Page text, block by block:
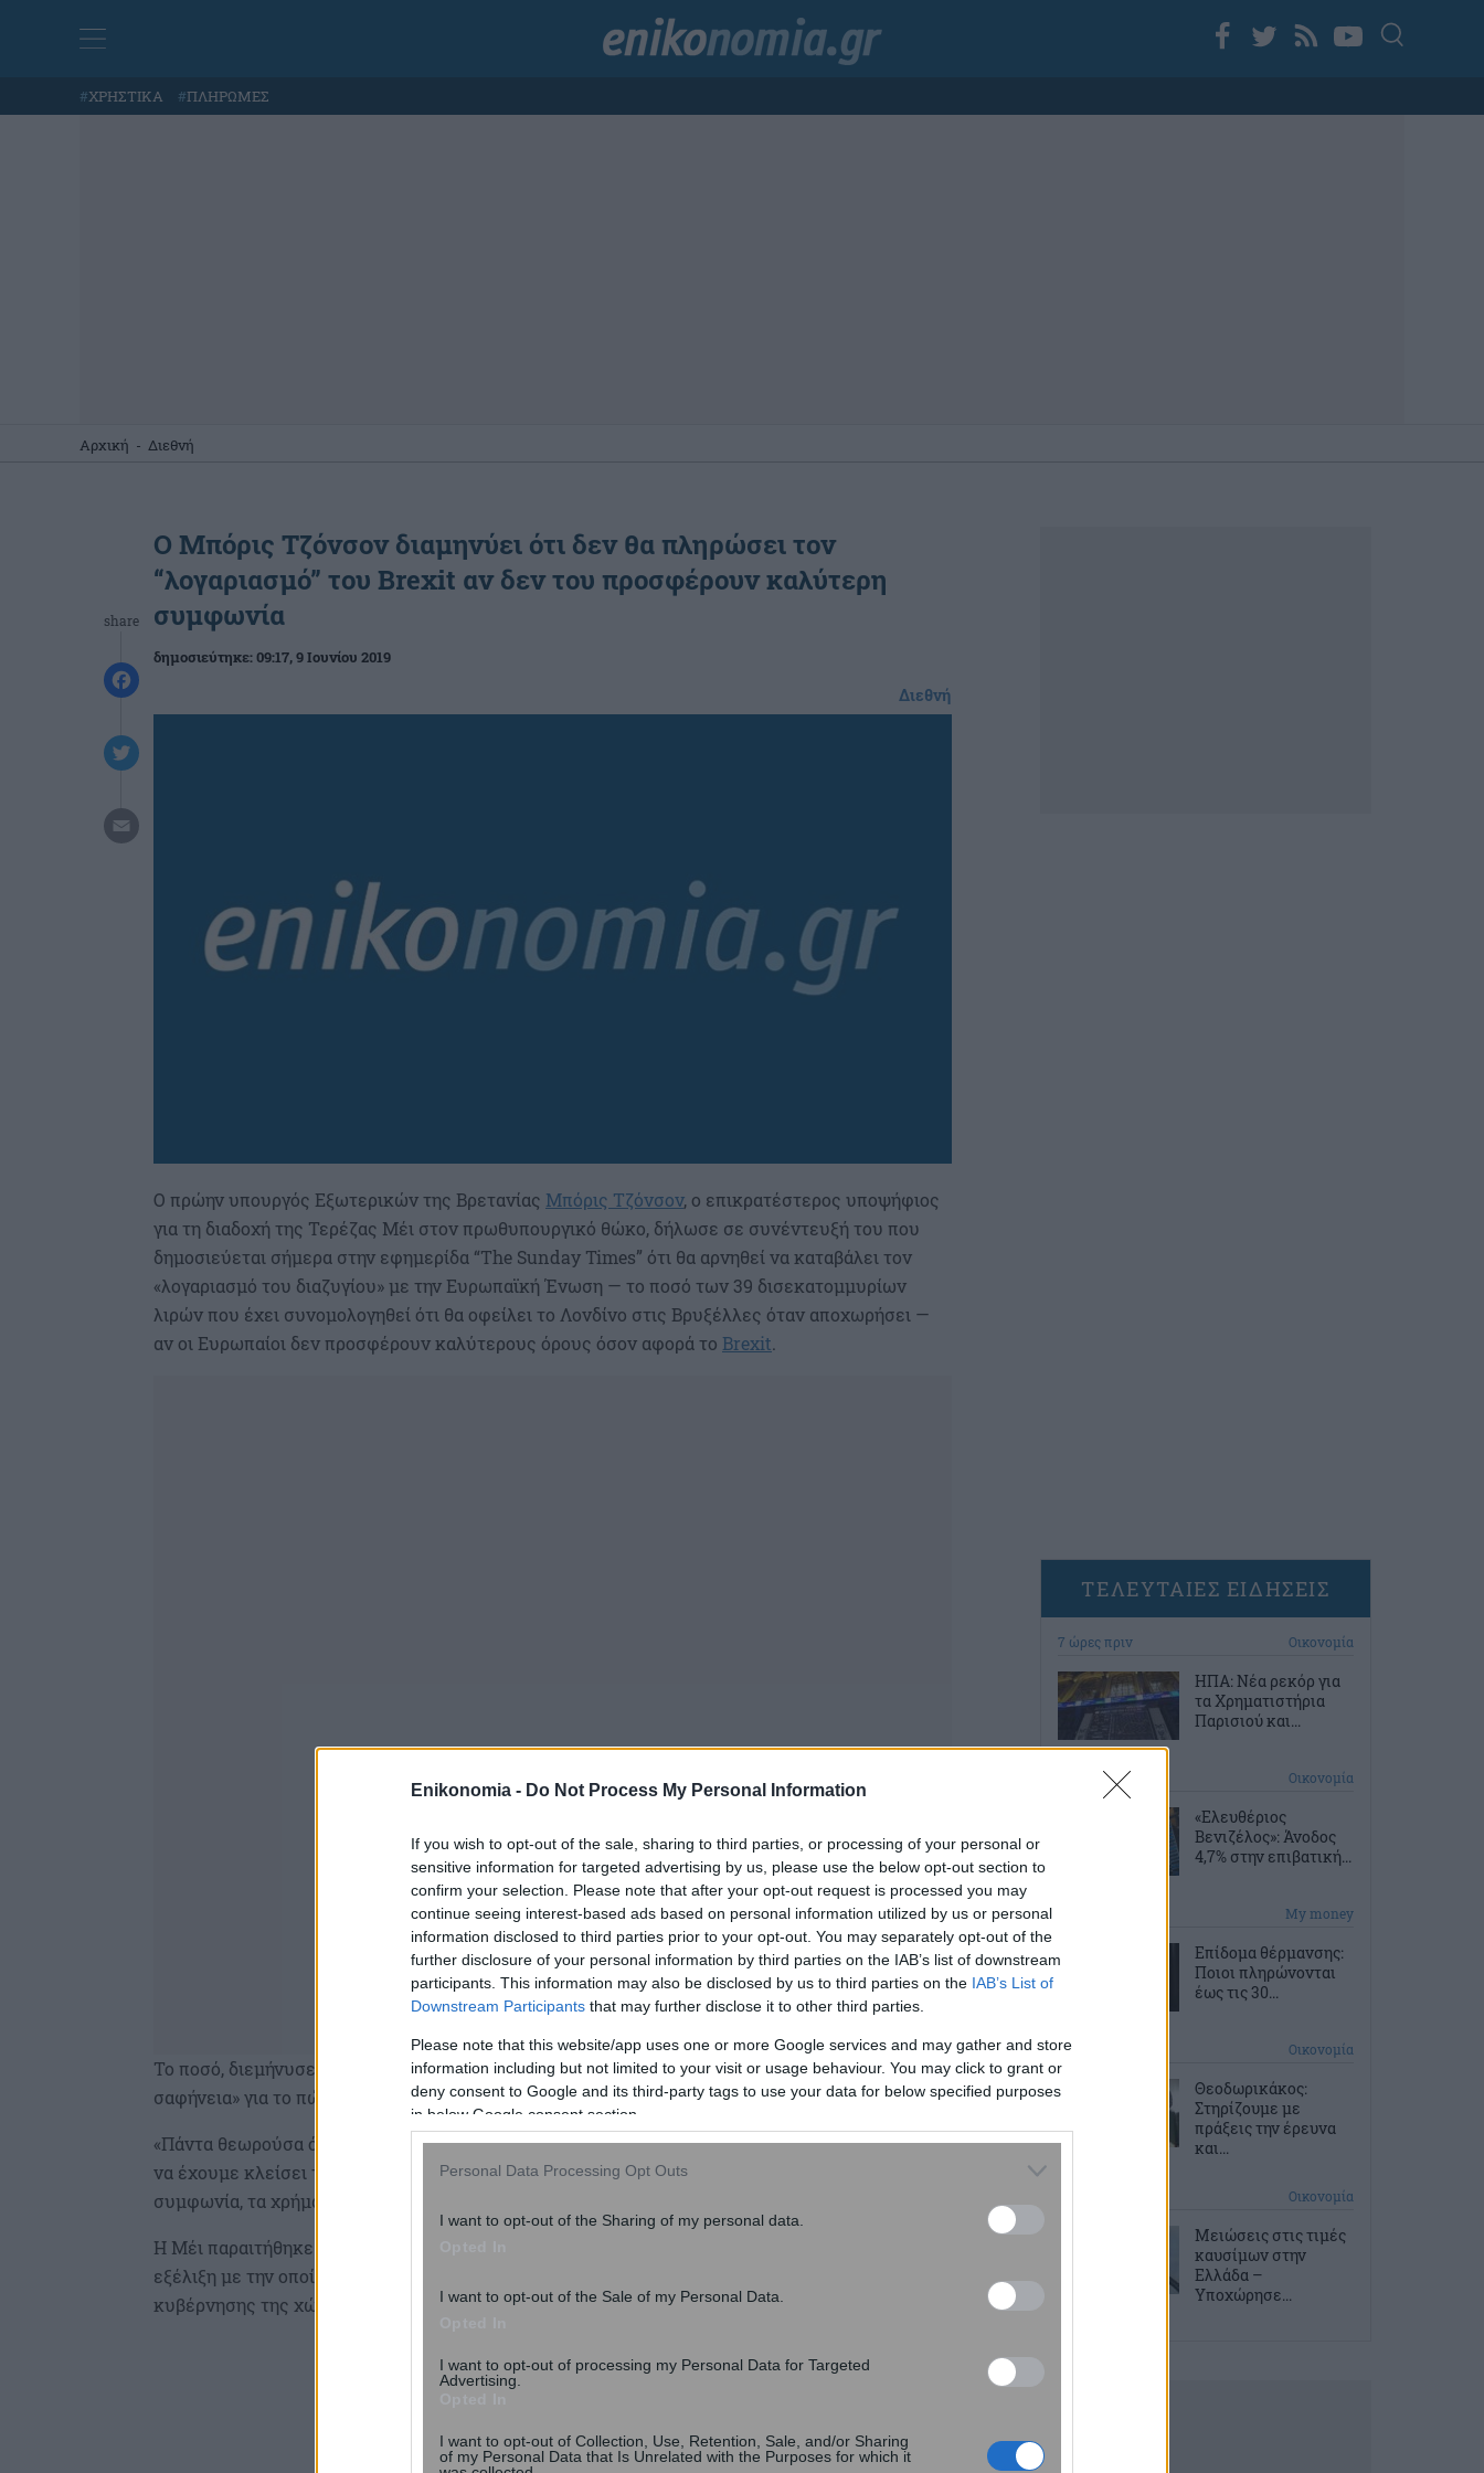
Enikonomia - Do Not Process My Personal Information
If you wish to opt-out of the sale, sharing to third parties, or processing of your personal or
sensitive information for targeted advertising by us, please use the below opt-out section to
confirm your selection. Please note that after your opt-out request is processed you may
continue seeing interest-based ads based on personal information utilized by us or personal
information disclosed to third parties prior to your opt-out. You may separately opt-out of the
further disclosure of your personal information by third parties on the IAB’s list of downstream
participants. This information may also be disclosed by us to third parties on the IAB’s List of
Downstream Participants that may further disclose it to other third parties.
Please note that this website/app uses one or more Google services and may gather and store
information including but not limited to your visit or usage behaviour. You may click to grant or
deny consent to Google and its third-party tags to use your data for below specified purposes
in below Google consent section.
Personal Data Processing Opt Outs
I want to opt-out of the Sharing of my personal data.
I want to opt-out of the Sale of my Personal Data.
I want to opt-out of processing my Personal Data for Targeted
Advertising.
I want to opt-out of Collection, Use, Retention, Sale, and/or Sharing
of my Personal Data that Is Unrelated with the Purposes for which it
#ΧΡΗΣΤΙΚΑ #ΠΛΗΡΩΜΕΣ
Αρχική - Διεθνή
share
Ο Μπόρις Τζόνσον διαμηνύει ότι δεν θα πληρώσει τον
“λογαριασμό” του Brexit αν δεν του προσφέρουν καλύτερη
συμφωνία
δημοσιεύτηκε:09:17, 9 Ιουνίου 2019
Διεθνή
Ο πρώην υπουργός Εξωτερικών της Βρετανίας Μπόρις Τζόνσον, ο επικρατέστερος υποψήφιος
για τη διαδοχή της Τερέζας Μέι στον πρωθυπουργικό θώκο, δήλωσε σε συνέντευξή του που
δημοσιεύεται σήμερα στην εφημερίδα “The Sunday Times” ότι θα αρνηθεί να καταβάλει τον
«λογαριασμό του διαζυγίου» με την Ευρωπαϊκή Ένωση — το ποσό των 39 δισεκατομμυρίων
λιρών που έχει συνομολογηθεί ότι θα οφείλει το Λονδίνο στις Βρυξέλλες όταν αποχωρήσει —
αν οι Ευρωπαίοι δεν προσφέρουν καλύτερους όρους όσον αφορά το Brexit.
Το ποσό, διεμήνυσε ο Τζόνσον, θα αρχίσει να καταβάλλεται μόνο όταν υπάρξει «μεγαλύτερη
σαφήνεια» για το πώς θα εξελιχθεί η διμερής σχέση.
«Πάντα θεωρούσα ότι ήταν παράδοξο το ότι συμφωνήσαμε να υπογράψουμε αυτό το τσεκ πριν
να έχουμε κλείσει την οριστική συμφωνία», τόνισε ο Τζόνσον. «Για να κλείσουμε μια καλή
συμφωνία, τα χρήματα είναι καλό λιπαντικό», υπογράμμισε.
Η Μέι παραιτήθηκε από την ηγεσία του κυβερνώντος Συντηρητικού Κόμματος την Παρασκευή,
εξέλιξη με την οποία άρχισε η κούρσα για να αναδειχθεί ο επικεφαλής των Τόρις και της
κυβέρνησης της χώρας, χωρίς ο λαός να ψηφίσει.
ΤΕΛΕΥΤΑΙΕΣ ΕΙΔΗΣΕΙΣ
7 ώρες πριν Οικονομία
ΗΠΑ: Νέα ρεκόρ για
τα Χρηματιστήρια
Παρισιού και...
7 ώρες πριν Οικονομία
«Ελευθέριος
Βενιζέλος»: Άνοδος
4,7% στην επιβατική...
My money
Επίδομα θέρμανσης:
Ποιοι πληρώνονται
έως τις 30...
8 ώρες πριν Οικονομία
Θεοδωρικάκος:
Στηρίζουμε με
πράξεις την έρευνα
και...
Οικονομία
Μειώσεις στις τιμές
καυσίμων στην
Ελλάδα –
Υποχώρησε...